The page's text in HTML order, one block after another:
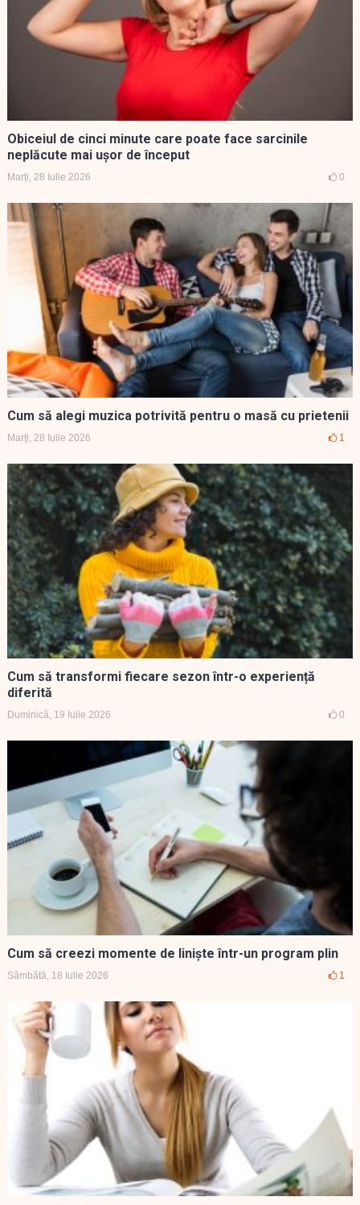
Obiceiul de cinci minute care poate face sarcinile
neplăcute mai ușor de început
Marți, 28 Iulie 2026 0
Cum să alegi muzica potrivită pentru o masă cu prietenii
Marți, 28 Iulie 2026 1
Cum să transformi fiecare sezon într-o experiență
diferită
Duminică, 19 Iulie 2026 0
Cum să creezi momente de liniște într-un program plin
Sâmbătă, 18 Iulie 2026 1